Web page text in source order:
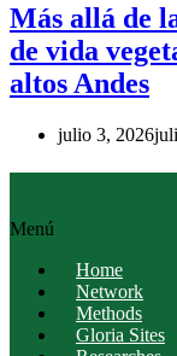
Más allá de
de vida
altos Andes
julio 3, 2026
Menú
Home
Network
Methods
Gloria Sites